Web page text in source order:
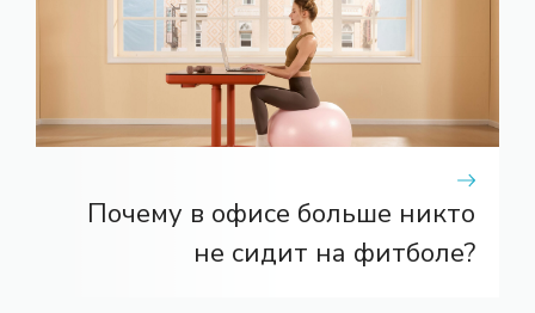
Почему в офисе больше никто
не сидит на фитболе?